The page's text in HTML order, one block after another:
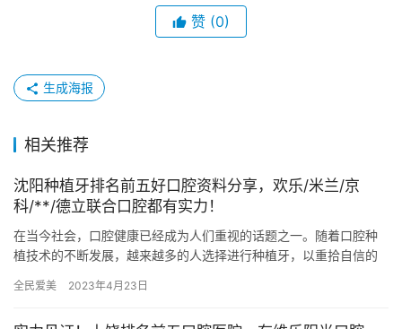
赞 (0)
生成海报
相关推荐
沈阳种植牙排名前五好口腔资料分享，欢乐/米兰/京
科/**/德立联合口腔都有实力！
在当今社会，口腔健康已经成为人们重视的话题之一。随着口腔种
植技术的不断发展，越来越多的人选择进行种植牙，以重拾自信的
医疗团…
全民爱美 2023年4月23日